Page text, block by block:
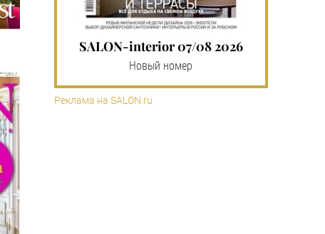
SALON-interior 07/08 2026
Новый номер
Реклама на SALON.ru